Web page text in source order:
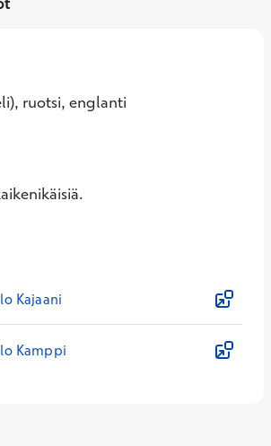
ruotsi, englanti
Kajaani
Kamppi